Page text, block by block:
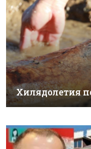
Хилядолетия